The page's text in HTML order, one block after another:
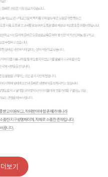
보기